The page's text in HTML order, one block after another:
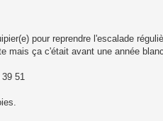
pour reprendre l'escalade
mais ça c'était avant une année
51